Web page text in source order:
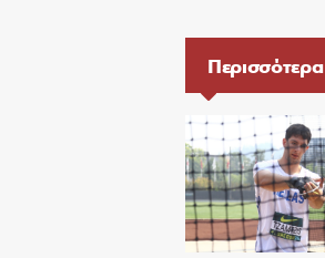
Περισσότερα